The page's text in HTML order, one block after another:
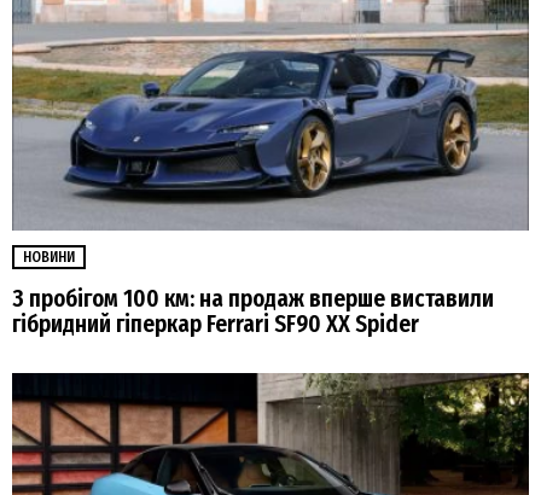
НОВИНИ
З пробігом 100 км: на продаж вперше виставили
гібридний гіперкар Ferrari SF90 XX Spider